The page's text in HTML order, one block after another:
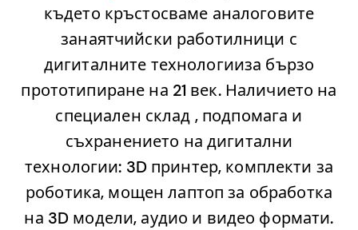
където кръстосваме аналоговите
занаятчийски работилници с
дигиталните технологииза бързо
прототипиране на 21 век. Наличието на
специален склад , подпомага и
съхранението на дигитални
технологии: 3D принтер, комплекти за
роботика, мощен лаптоп за обработка
на 3D модели, аудио и видео формати.